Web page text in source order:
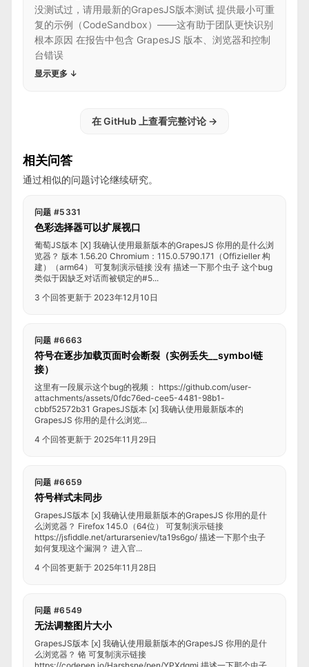
没测试过，请用最新的GrapesJS版本测试 提供最小可重
复的示例（CodeSandbox）——这有助于团队更快识别
根本原因 在报告中包含 GrapesJS 版本、浏览器和控制
台错误
显示更多 ↓
在 GitHub 上查看完整讨论 →
相关问答
通过相似的问题讨论继续研究。
问题 #5331
色彩选择器可以扩展视口
葡萄JS版本 [X] 我确认使用最新版本的GrapesJS 你用的是什么浏
览器？ 版本 1.56.20 Chromium：115.0.5790.171（Offizieller 构
建）（arm64） 可复制演示链接 没有 描述一下那个虫子 这个bug
类似于因缺乏对话而被锁定的#5...
3 个回答更新于 2023年12月10日
问题 #6663
符号在逐步加载页面时会断裂（实例丢失__symbol链
接）
这里有一段展示这个bug的视频： https://github.com/user-
attachments/assets/0fdc76ed-cee5-4481-98b1-
cbbf52572b31 GrapesJS版本 [x] 我确认使用最新版本的
GrapesJS 你用的是什么浏览...
4 个回答更新于 2025年11月29日
问题 #6659
符号样式未同步
GrapesJS版本 [x] 我确认使用最新版本的GrapesJS 你用的是什
么浏览器？ Firefox 145.0（64位） 可复制演示链接
https://jsfiddle.net/arturarseniev/ta19s6go/ 描述一下那个虫子
如何复现这个漏洞？ 进入官...
4 个回答更新于 2025年11月28日
问题 #6549
无法调整图片大小
GrapesJS版本 [x] 我确认使用最新版本的GrapesJS 你用的是什
么浏览器？ 铬 可复制演示链接